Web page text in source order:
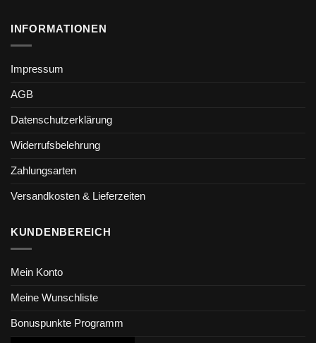
INFORMATIONEN
Impressum
AGB
Datenschutzerklärung
Widerrufsbelehrung
Zahlungsarten
Versandkosten & Lieferzeiten
KUNDENBEREICH
Mein Konto
Meine Wunschliste
Bonuspunkte Programm